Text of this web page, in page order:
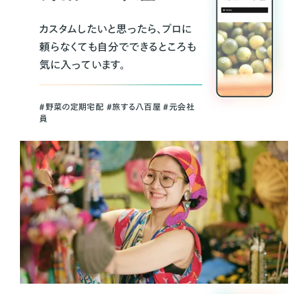
カスタムしたいと思ったら、プロに
頼らなくても自分でできるところも
気に入っています。
＃野菜の定期宅配 ＃旅する八百屋 ＃元会社
員